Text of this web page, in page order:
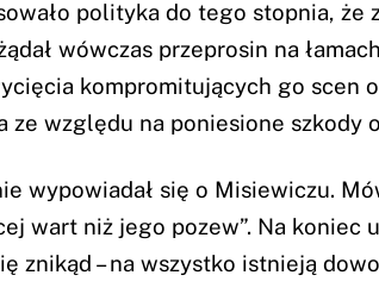
polityka do tego stopnia, że
wówczas przeprosin na
kompromitujących go scen
ze względu na poniesione szkody
wypowiadał się o Misiewiczu.
wart niż jego pozew”. Na koniec
znikąd – na wszystko istnieją